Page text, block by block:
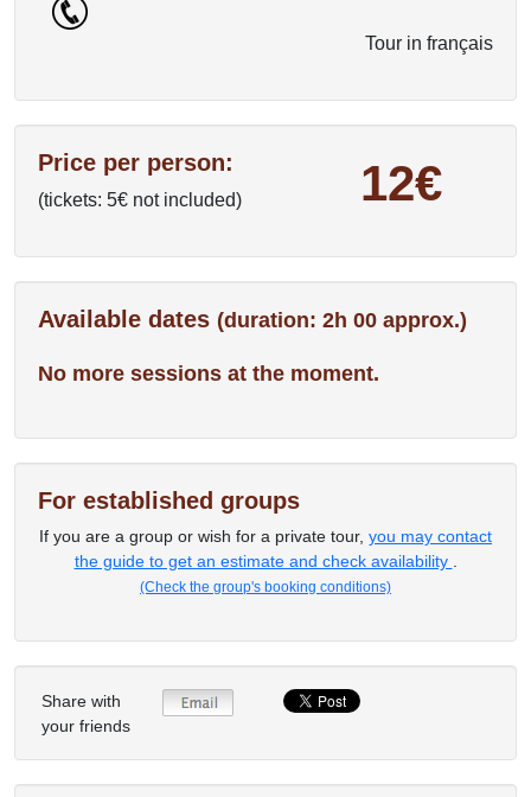
Tour in français
Price per person:
(tickets: 5€ not included) 12€
Available dates (duration: 2h 00 approx.)
No more sessions at the moment.
For established groups
If you are a group or wish for a private tour, you may contact
the guide to get an estimate and check availability
(Check the group's booking conditions)
Share with
your friends